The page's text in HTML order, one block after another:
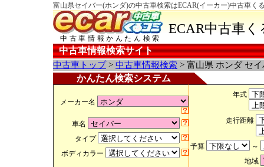
富山県セイバー(ホンダ)の中古車検索はECAR(イーカー)中古車く
中古車情報かんたん検索
ECAR中古車
中古車情報検索サイト
中古車トップ> 中古車情報検索 > 富山県 ホンダ セ
かんたん検索システム
メーカー名
車名
タイプ
ボディカラー
年式
走行距離
予算
～
地域